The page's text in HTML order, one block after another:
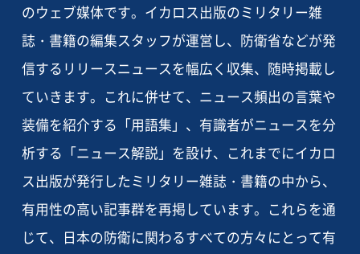
のウェブ媒体です。イカロス出版のミリタリー雑
誌・書籍の編集スタッフが運営し、防衛省などが発
信するリリースニュースを幅広く収集、随時掲載し
ていきます。これに併せて、ニュース頻出の言葉や
装備を紹介する「用語集」、有識者がニュースを分
析する「ニュース解説」を設け、これまでにイカロ
ス出版が発行したミリタリー雑誌・書籍の中から、
有用性の高い記事群を再掲しています。これらを通
じて、日本の防衛に関わるすべての方々にとって有